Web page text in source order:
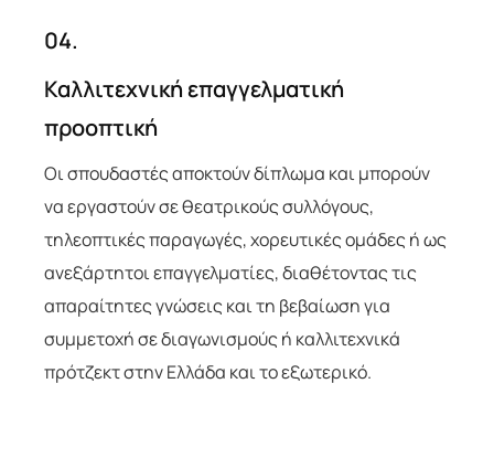
04.
Καλλιτεχνική επαγγελματική
προοπτική
Οι σπουδαστές αποκτούν δίπλωμα και μπορούν
να εργαστούν σε θεατρικούς συλλόγους,
τηλεοπτικές παραγωγές, χορευτικές ομάδες ή ως
ανεξάρτητοι επαγγελματίες, διαθέτοντας τις
απαραίτητες γνώσεις και τη βεβαίωση για
συμμετοχή σε διαγωνισμούς ή καλλιτεχνικά
πρότζεκτ στην Ελλάδα και το εξωτερικό.